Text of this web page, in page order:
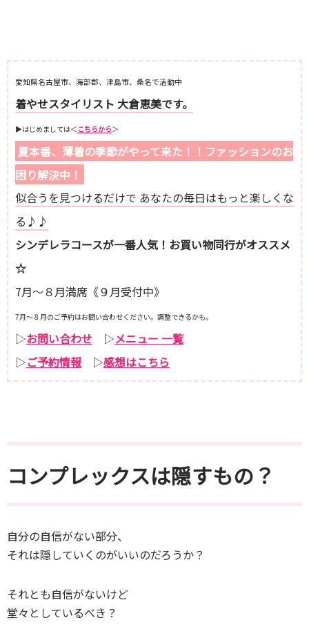
愛知県名古屋市、海部郡、津島市、桑名で活動中
着やせスタイリスト 大倉恵美です。
▶︎はじめましては＜ こちらから＞
夏本番、薄着の季節がやって来た！！ファッションのお
困り解決中！
似合うを見つけるだけで あなたの毎日はもっと楽しくな
る♪♪
シンデレラコースが一番人気！お買い物同行がオススメ
☆
7月～８月満席《９月受付中》
7月～８月のご予約はお問い合わせください。調整できるかも。
▷お問い合わせ ▷メニュー 一覧
▷ご予約情報▷感想はこちら
コンプレックスは隠すもの？
自分の自信がない部分、
それは隠していくのがいいのだろうか？
それとも自信がないけど
堂々としているべき？